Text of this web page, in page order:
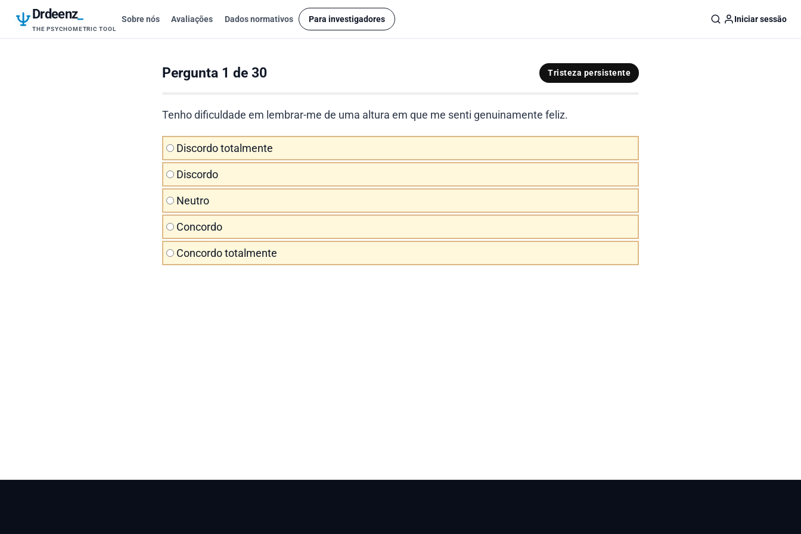
Drdeenz_
THE PSYCHOMETRIC TOOL
Sobre nós Avaliações Dados normativos Para investigadores Iniciar sessão
Pergunta 1 de 30 Tristeza persistente
Tenho dificuldade em lembrar-me de uma altura em que me senti genuinamente feliz.
Discordo totalmente
Discordo
Neutro
Concordo
Concordo totalmente